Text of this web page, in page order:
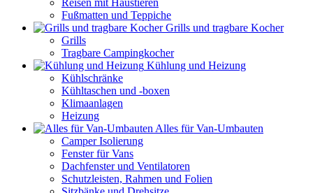
Reisen mit Haustieren
Fußmatten und Teppiche
Grills und tragbare Kocher
Grills
Tragbare Campingkocher
Kühlung und Heizung
Kühlschränke
Kühltaschen und -boxen
Klimaanlagen
Heizung
Alles für Van-Umbauten
Camper Isolierung
Fenster für Vans
Dachfenster und Ventilatoren
Schutzleisten, Rahmen und Folien